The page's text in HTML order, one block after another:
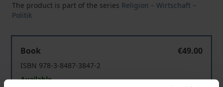
The product is part of the series Religion – Wirtschaft –
Politik
Book
€49.00
ISBN 978-3-8487-3847-2
Available